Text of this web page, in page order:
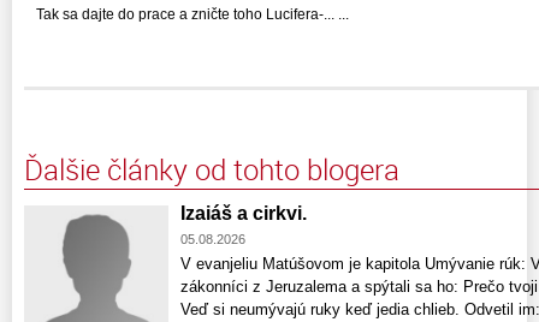
Tak sa dajte do prace a zničte toho Lucifera-... ...
Ďalšie články od tohto blogera
Izaiáš a cirkvi.
05.08.2026
V evanjeliu Matúšovom je kapitola Umývanie rúk:
zákonníci z Jeruzalema a spýtali sa ho: Prečo
Veď si neumývajú ruky keď jedia chlieb. Odvetil